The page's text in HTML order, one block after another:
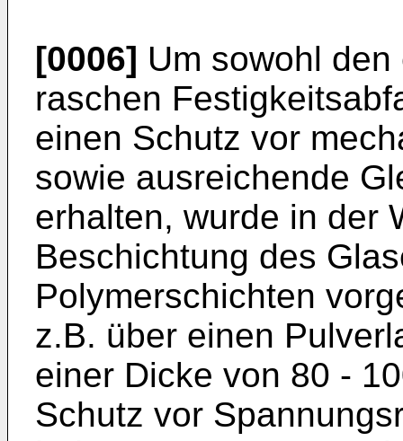
[0006] Um sowohl
raschen
einen Schutz vor
sowie ausreichende
erhalten, wurde in der
Beschichtung des
Polymerschichten
z.B. über einen
einer Dicke von 80 -
Schutz vor